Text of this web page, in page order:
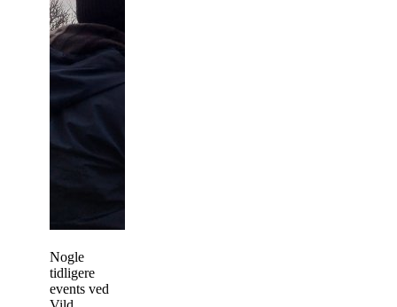
Nogle
tidligere
events ved